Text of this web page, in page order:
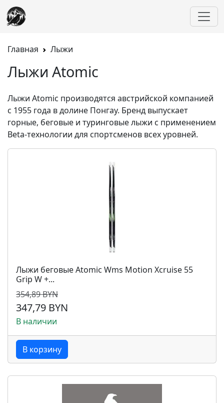
Главная Лыжи
Лыжи Atomic
Лыжи Atomic производятся австрийской компанией
с 1955 года в долине Понгау. Бренд выпускает
горные, беговые и туринговые лыжи с применением
Beta-технологии для спортсменов всех уровней.
Лыжи беговые Atomic Wms Motion Xcruise 55
Grip W +...
354,89 BYN
347,79 BYN
В наличии
В корзину